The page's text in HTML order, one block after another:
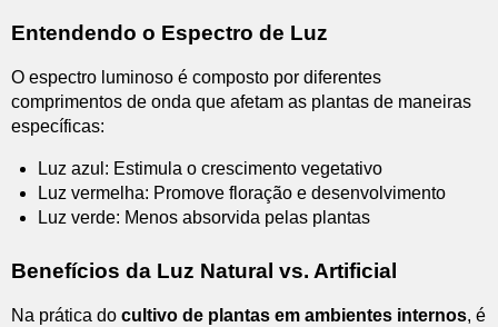
Entendendo o Espectro de Luz
O espectro luminoso é composto por diferentes
comprimentos de onda que afetam as plantas de maneiras
específicas:
Luz azul: Estimula o crescimento vegetativo
Luz vermelha: Promove floração e desenvolvimento
Luz verde: Menos absorvida pelas plantas
Benefícios da Luz Natural vs. Artificial
Na prática do cultivo de plantas em ambientes internos, é